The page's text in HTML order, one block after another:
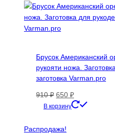
Брусок Американский
рукояти ножа.
заготовка Varman.pro
910₽ Первоначальная
цена
910 ₽.
650 ₽Текущая
цена:
В корзину
Распродажа!